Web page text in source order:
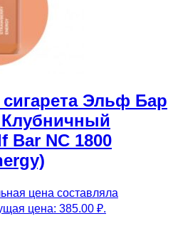
Эльф Бар
Клубничный
Bar NC 1800
цена составляла
цена: 385.00 ₽.